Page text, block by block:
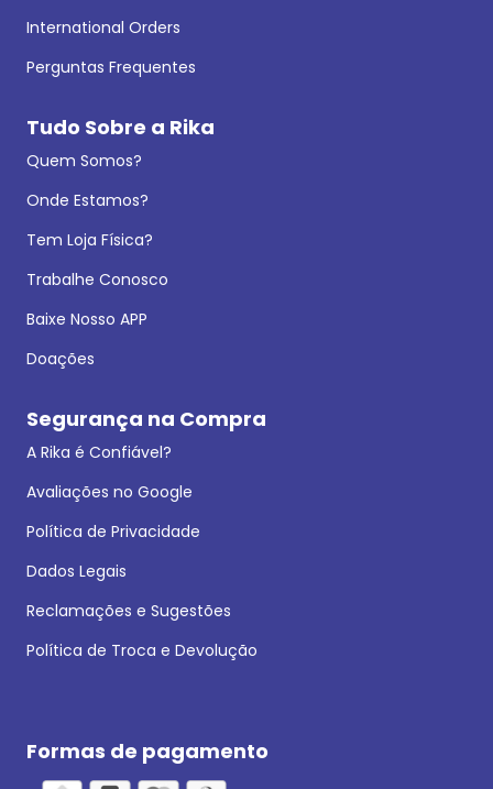
International Orders
Perguntas Frequentes
Tudo Sobre a Rika
Quem Somos?
Onde Estamos?
Tem Loja Física?
Trabalhe Conosco
Baixe Nosso APP
Doações
Segurança na Compra
A Rika é Confiável?
Avaliações no Google
Política de Privacidade
Dados Legais
Reclamações e Sugestões
Política de Troca e Devolução
Formas de pagamento